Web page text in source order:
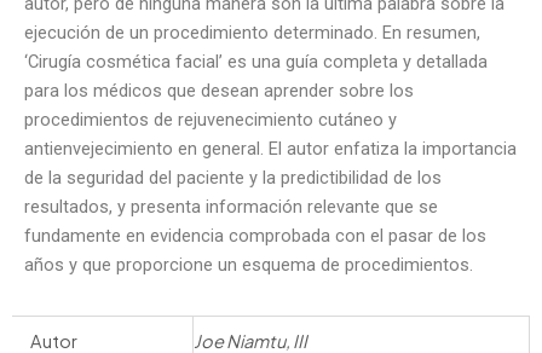
ejecución de un procedimiento determinado. En resumen,
‘Cirugía cosmética facial’ es una guía completa y detallada
para los médicos que desean aprender sobre los
procedimientos de rejuvenecimiento cutáneo y
antienvejecimiento en general. El autor enfatiza la importancia
de la seguridad del paciente y la predictibilidad de los
resultados, y presenta información relevante que se
fundamente en evidencia comprobada con el pasar de los
años y que proporcione un esquema de procedimientos.
Autor Joe Niamtu, III